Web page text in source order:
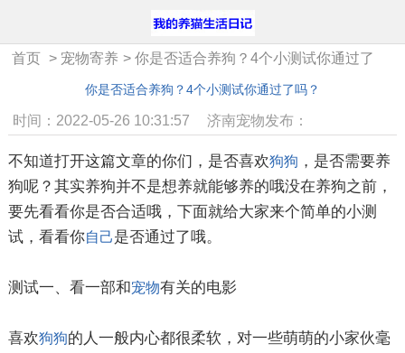
首页 > 宠物寄养 >你是否适合养狗？4个小测试你通过了
你是否适合养狗？4个小测试你通过了吗？
时间：2022-05-26 10:31:57 济南宠物发布：
不知道打开这篇文章的你们，是否喜欢狗狗 ，是否需要养
狗呢？其实养狗并不是想养就能够养的哦没在养狗之前，
要先看看你是否合适哦，下面就给大家来个简单的小测
试，看看你自己是否通过了哦。
测试一、看一部和宠物有关的电影
喜欢狗狗的人一般内心都很柔软，对一些萌萌的小家伙毫